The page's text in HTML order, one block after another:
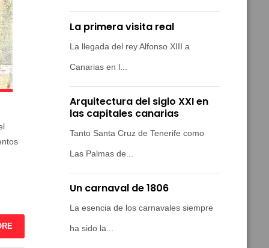
La primera visita real
La llegada del rey Alfonso XIII a
Canarias en l...
Arquitectura del siglo XXI en
las capitales canarias
Tanto Santa Cruz de Tenerife como
Las Palmas de...
Un carnaval de 1806
La esencia de los carnavales siempre
ha sido la...